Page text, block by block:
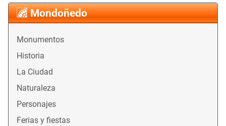
Mondoñedo
Monumentos
Historia
La Ciudad
Naturaleza
Personajes
Ferias y fiestas